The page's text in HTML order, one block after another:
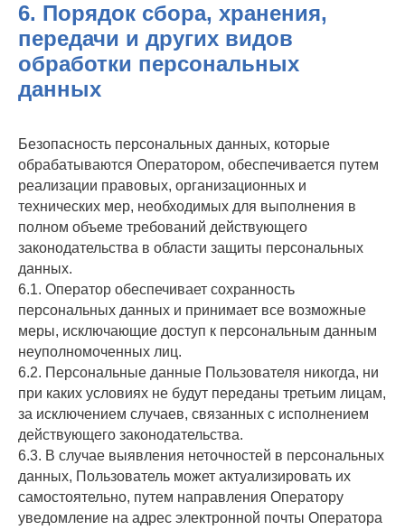
6. Порядок сбора, хранения,
передачи и других видов
обработки персональных
данных
Безопасность персональных данных, которые
обрабатываются Оператором, обеспечивается путем
реализации правовых, организационных и
технических мер, необходимых для выполнения в
полном объеме требований действующего
законодательства в области защиты персональных
данных.
6.1. Оператор обеспечивает сохранность
персональных данных и принимает все возможные
меры, исключающие доступ к персональным данным
неуполномоченных лиц.
6.2. Персональные данные Пользователя никогда, ни
при каких условиях не будут переданы третьим лицам,
за исключением случаев, связанных с исполнением
действующего законодательства.
6.3. В случае выявления неточностей в персональных
данных, Пользователь может актуализировать их
самостоятельно, путем направления Оператору
уведомление на адрес электронной почты Оператора